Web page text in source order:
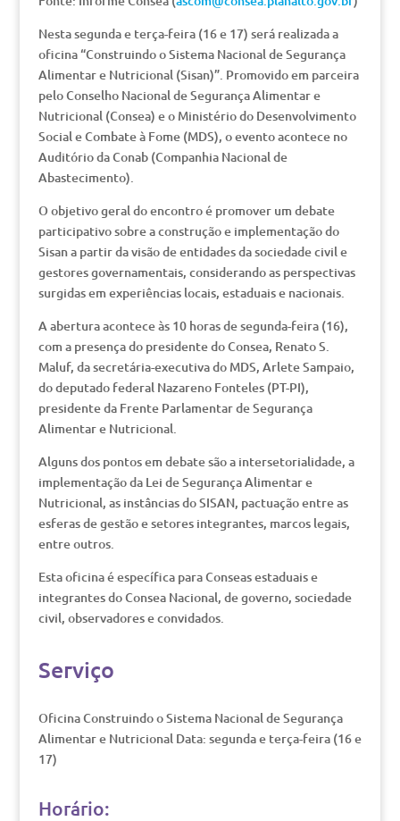
Nesta segunda e terça-feira (16 e 17) será realizada a
oficina “Construindo o Sistema Nacional de Segurança
Alimentar e Nutricional (Sisan)”. Promovido em parceira
pelo Conselho Nacional de Segurança Alimentar e
Nutricional (Consea) e o Ministério do Desenvolvimento
Social e Combate à Fome (MDS), o evento acontece no
Auditório da Conab (Companhia Nacional de
Abastecimento).
O objetivo geral do encontro é promover um debate
participativo sobre a construção e implementação do
Sisan a partir da visão de entidades da sociedade civil e
gestores governamentais, considerando as perspectivas
surgidas em experiências locais, estaduais e nacionais.
A abertura acontece às 10 horas de segunda-feira (16),
com a presença do presidente do Consea, Renato S.
Maluf, da secretária-executiva do MDS, Arlete Sampaio,
do deputado federal Nazareno Fonteles (PT-PI),
presidente da Frente Parlamentar de Segurança
Alimentar e Nutricional.
Alguns dos pontos em debate são a intersetorialidade, a
implementação da Lei de Segurança Alimentar e
Nutricional, as instâncias do SISAN, pactuação entre as
esferas de gestão e setores integrantes, marcos legais,
entre outros.
Esta oficina é específica para Conseas estaduais e
integrantes do Consea Nacional, de governo, sociedade
civil, observadores e convidados.
Serviço
Oficina Construindo o Sistema Nacional de Segurança
Alimentar e Nutricional Data: segunda e terça-feira (16 e
17)
Horário: